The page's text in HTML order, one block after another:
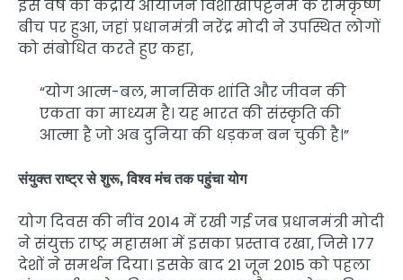
इस वर्ष का केंद्रीय आयोजन विशाखापट्टनम के रामकृष्ण
बीच पर हुआ, जहां प्रधानमंत्री नरेंद्र मोदी ने उपस्थित लोगों
को संबोधित करते हुए कहा,
“योग आत्म-बल, मानसिक शांति और जीवन की
एकता का माध्यम है। यह भारत की संस्कृति की
आत्मा है जो अब दुनिया की धड़कन बन चुकी है।”
संयुक्त राष्ट्र से शुरू, विश्व मंच तक पहुंचा योग
योग दिवस की नींव 2014 में रखी गई जब प्रधानमंत्री मोदी
ने संयुक्त राष्ट्र महासभा में इसका प्रस्ताव रखा, जिसे 177
देशों ने समर्थन दिया। इसके बाद 21 जून 2015 को पहला